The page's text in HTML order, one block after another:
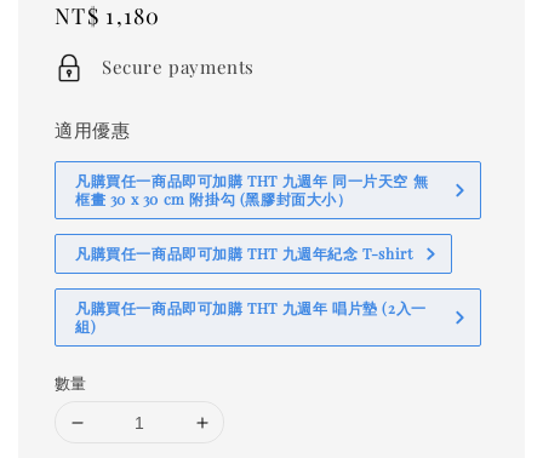
Regular
price
NT$ 1,180
Secure payments
適用優惠
凡購買任一商品即可加購 THT 九週年 同一片天空 無
框畫 30 x 30 cm 附掛勾 (黑膠封面大小）
凡購買任一商品即可加購 THT 九週年紀念 T-shirt
凡購買任一商品即可加購 THT 九週年 唱片墊 (2入一
組)
數量